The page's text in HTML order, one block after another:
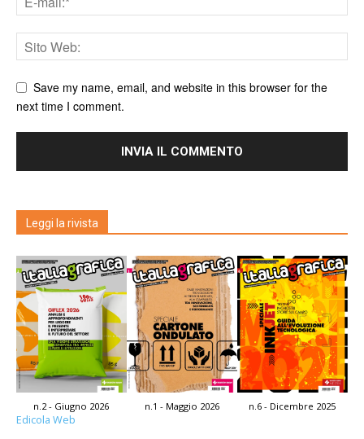
Save my name, email, and website in this browser for the
next time I comment.
Leggi la rivista
n.2 - Giugno 2026 n.1 - Maggio 2026 n.6 - Dicembre 2025
Edicola Web